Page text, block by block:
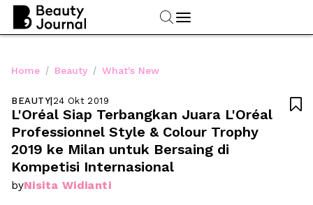
Home / Beauty / What's New
BEAUTY|24 Okt 2019
L'Oréal Siap Terbangkan Juara L'Oréal
Professionnel Style & Colour Trophy
2019 ke Milan untuk Bersaing di
Kompetisi Internasional
byNisita Widianti
